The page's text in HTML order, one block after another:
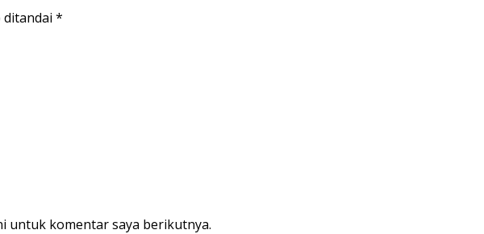
ditandai *
untuk komentar saya berikutnya.